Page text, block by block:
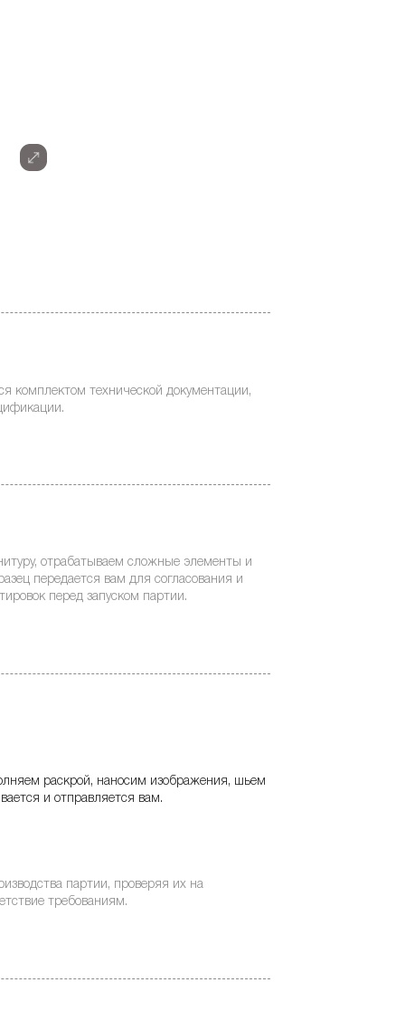
комплектом технической документации,
отрабатываем сложные элементы и
передается вам для согласования и
перед запуском партии.
раскрой, наносим изображения, шьем
и отправляется вам.
партии, проверяя их на
требованиям.